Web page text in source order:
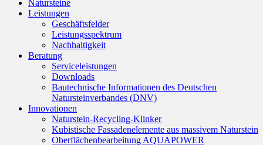
Natursteine
Leistungen
Geschäftsfelder
Leistungsspektrum
Nachhaltigkeit
Beratung
Serviceleistungen
Downloads
Bautechnische Informationen des Deutschen
Natursteinverbandes (DNV)
Innovationen
Naturstein-Recycling-Klinker
Kubistische Fassadenelemente aus massivem Naturstein
Oberflächenbearbeitung AQUAPOWER